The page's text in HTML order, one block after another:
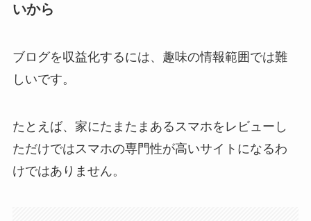
いから
ブログを収益化するには、趣味の情報範囲では難
しいです。
たとえば、家にたまたまあるスマホをレビューし
ただけではスマホの専門性が高いサイトになるわ
けではありません。